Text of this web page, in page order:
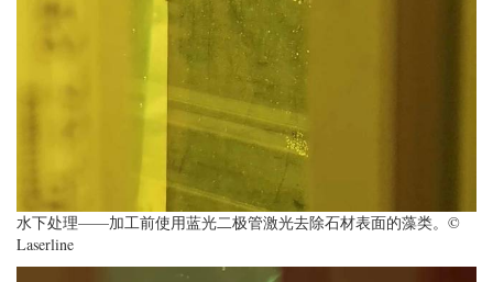
水下处理——加工前使用蓝光二极管激光去除石材表面的藻类。©
Laserline